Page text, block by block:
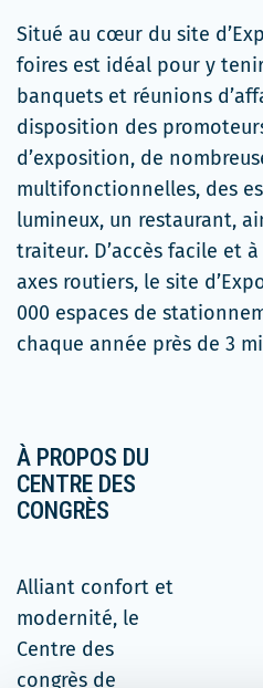
Situé au cœur du site
foires est idéal pour y
banquets et réunions
disposition des
d’exposition, de
multifonctionnelles, des
lumineux, un restaurant,
traiteur. D’accès facile et
axes routiers, le site
000 espaces de
chaque année près de 3
À PROPOS DU
CENTRE DES
CONGRÈS
Alliant confort et
modernité, le
Centre des
congrès de